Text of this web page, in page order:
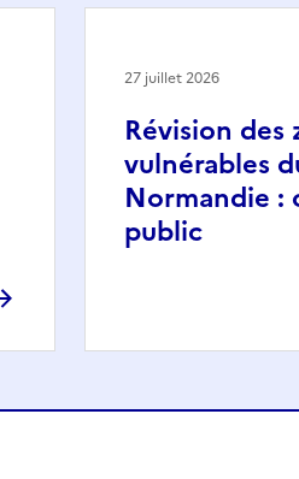
Révision des
vulnérables
Normandie :
public
27 juillet 2026